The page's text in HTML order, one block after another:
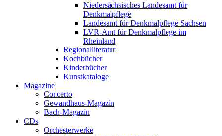
Niedersächsisches Landesamt für
Denkmalpflege
Landesamt für Denkmalpflege Sachsen
LVR-Amt für Denkmalpflege im
Rheinland
Regionalliteratur
Kochbücher
Kinderbücher
Kunstkataloge
Magazine
Concerto
Gewandhaus-Magazin
Bach-Magazin
CDs
Orchesterwerke